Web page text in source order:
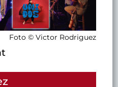
Foto © Victor Rodriguez